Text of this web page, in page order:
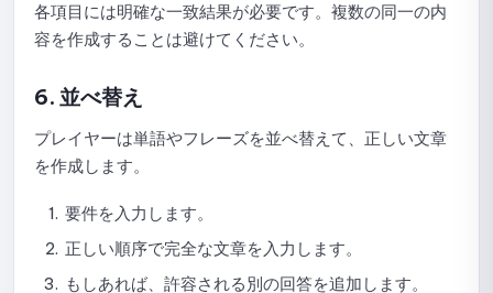
各項目には明確な一致結果が必要です。複数の同一の内
容を作成することは避けてください。
6. 並べ替え
プレイヤーは単語やフレーズを並べ替えて、正しい文章
を作成します。
要件を入力します。
正しい順序で完全な文章を入力します。
もしあれば、許容される別の回答を追加します。